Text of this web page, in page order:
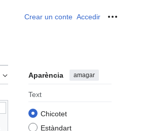
Crear un conte Accedir
Aparència amagar
Text
Chicotet
Estàndart